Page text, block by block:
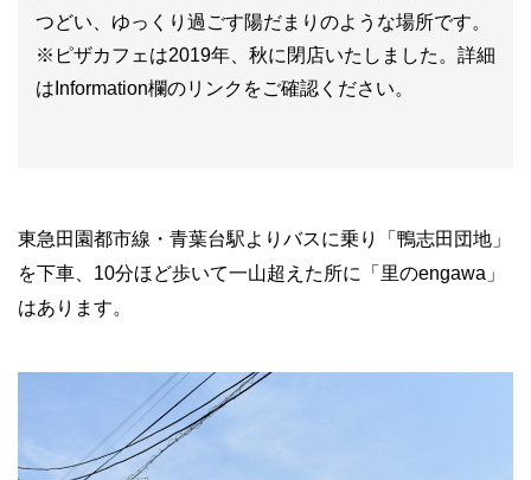
つどい、ゆっくり過ごす陽だまりのような場所です。
※ピザカフェは2019年、秋に閉店いたしました。詳細
はInformation欄のリンクをご確認ください。
東急田園都市線・青葉台駅よりバスに乗り「鴨志田団地」
を下車、10分ほど歩いて一山超えた所に「里のengawa」
はあります。